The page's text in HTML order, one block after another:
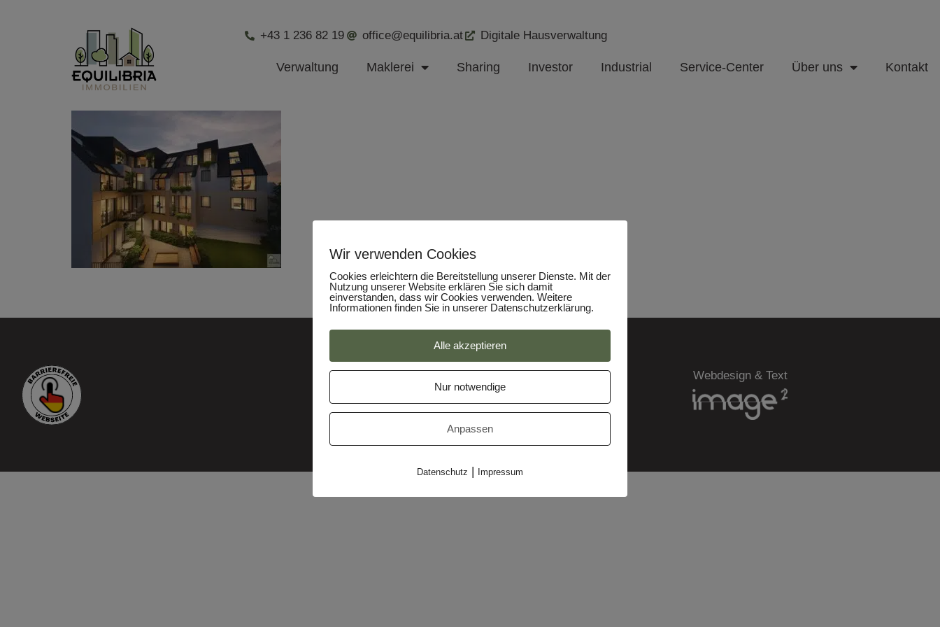
+43 1 236 82 19 office@equilibria.at Digitale Hausverwaltung
Verwaltung Maklerei Sharing Investor Industrial Service-Center Über uns Kontakt
Partner
Webdesign & Text
Wir verwenden Cookies
Cookies erleichtern die Bereitstellung unserer Dienste. Mit der
Nutzung unserer Website erklären Sie sich damit
einverstanden, dass wir Cookies verwenden. Weitere
Informationen finden Sie in unserer Datenschutzerklärung.
Alle akzeptieren
Nur notwendige
Anpassen
Datenschutz | Impressum